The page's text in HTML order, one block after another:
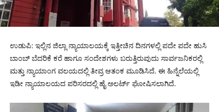
ಉಡುಪಿ: ಇಲ್ಲಿನ ಜಿಲ್ಲಾ ನ್ಯಾಯಾಲಯಕ್ಕೆ ಇತ್ತೀಚಿನ ದಿನಗಳಲ್ಲಿ ಪದೇ ಪದೇ ಹುಸಿ
ಬಾಂಬ್ ಬೆದರಿಕೆ ಕರೆ ಹಾಗೂ ಸಂದೇಶಗಳು ಬರುತ್ತಿರುವುದು ಸಾರ್ವಜನಿಕರಲ್ಲಿ
ಮತ್ತು ನ್ಯಾಯಾಂಗ ವಲಯದಲ್ಲಿ ತೀವ್ರ ಆತಂಕ ಮೂಡಿಸಿದೆ. ಈ ಹಿನ್ನೆಲೆಯಲ್ಲಿ
ಇಡೀ ನ್ಯಾಯಾಲಯದ ಪರಿಸರದಲ್ಲಿ ಹೈ ಅಲರ್ಟ್ ಘೋಷಿಸಲಾಗಿದೆ.